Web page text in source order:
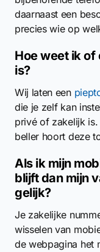
daarnaast een
precies wie op
Hoe weet ik
is?
Wij laten een
die je zelf kan
privé of zakelijk
beller hoort deze
Als ik mijn
blijft dan mijn
gelijk?
Je zakelijke
wisselen van
de webpagina het